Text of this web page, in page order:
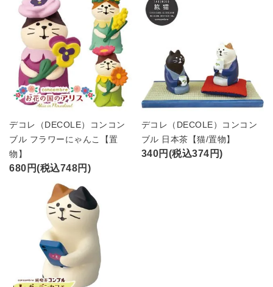
デコレ（DECOLE）コンコン
ブル フラワーにゃんこ【置
物】
680円(税込748円)
デコレ（DECOLE）コンコン
ブル 日本茶【猫/置物】
340円(税込374円)